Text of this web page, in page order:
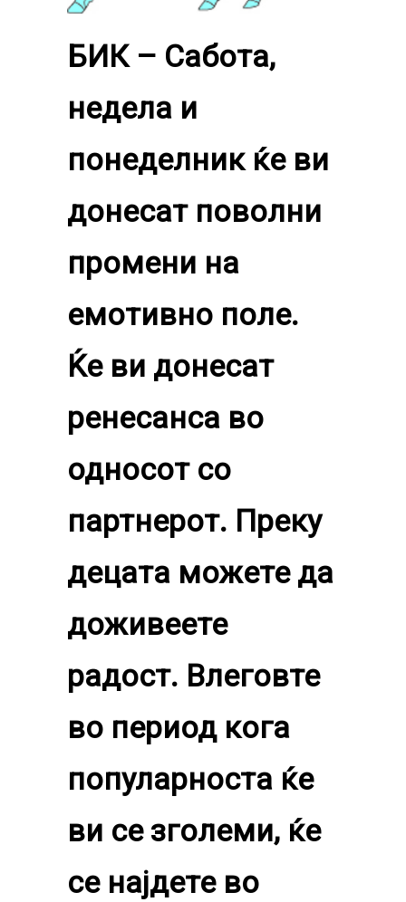
БИК – Сабота,
недела и
понеделник ќе ви
донесат поволни
промени на
емотивно поле.
Ќе ви донесат
ренесанса во
односот со
партнерот. Преку
децата можете да
доживеете
радост. Влеговте
во период кога
популарноста ќе
ви се зголеми, ќе
се најдете во